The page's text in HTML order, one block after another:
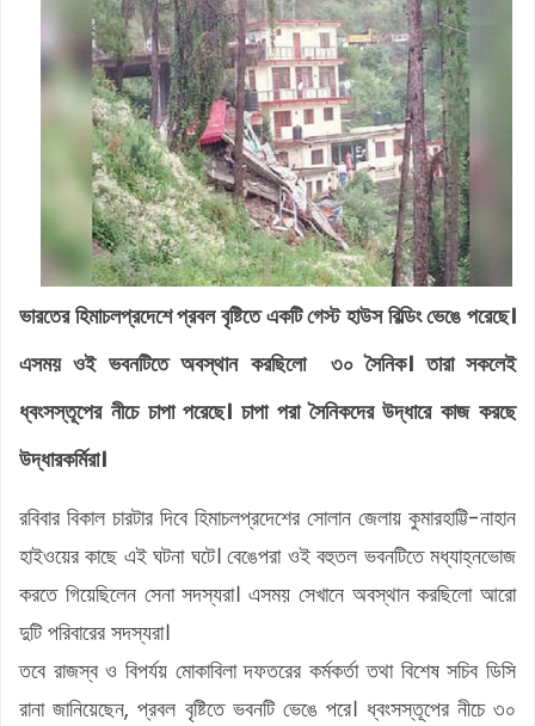
ভারতের হিমাচলপ্রদেশে প্রবল বৃষ্টিতে একটি গেস্ট হাউস বিল্ডিং ভেঙে পরেছে।
এসময় ওই ভবনটিতে অবস্থান করছিলো ৩০ সৈনিক। তারা সকলেই
ধ্বংসস্তূপের নীচে চাপা পরেছে। চাপা পরা সৈনিকদের উদ্ধারে কাজ করছে
উদ্ধারকর্মিরা।
রবিবার বিকাল চারটার দিবে হিমাচলপ্রদেশের সোলান জেলায় কুমারহাট্টি-নাহান
হাইওয়ের কাছে এই ঘটনা ঘটে। বেঙেপরা ওই বহুতল ভবনটিতে মধ্যাহ্নভোজ
করতে গিয়েছিলেন সেনা সদস্যরা। এসময় সেখানে অবস্থান করছিলো আরো
দুটি পরিবারের সদস্যরা।
তবে রাজস্ব ও বিপর্যয় মোকাবিলা দফতরের কর্মকর্তা তথা বিশেষ সচিব ডিসি
রানা জানিয়েছেন, প্রবল বৃষ্টিতে ভবনটি ভেঙে পরে। ধ্বংসস্তূপের নীচে ৩০